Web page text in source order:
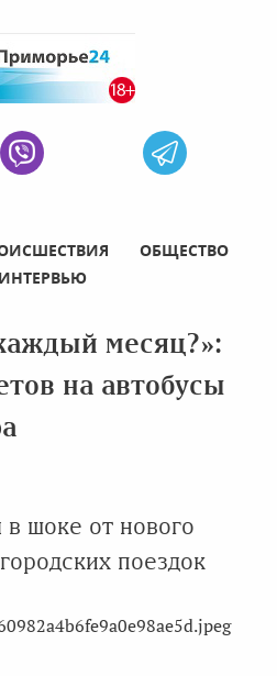
ОБЩЕСТВО
ИНТЕРВЬЮ
месяц?»:
на автобусы
шоке от нового
поездок